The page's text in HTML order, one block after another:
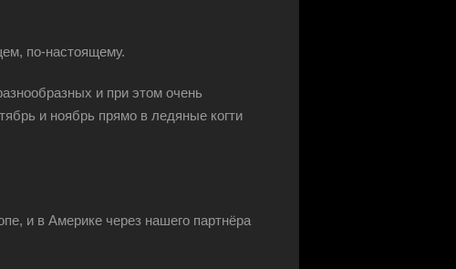
по-настоящему.
и при этом очень
и ноябрь прямо в ледяные когти
и в Америке через нашего партнёра